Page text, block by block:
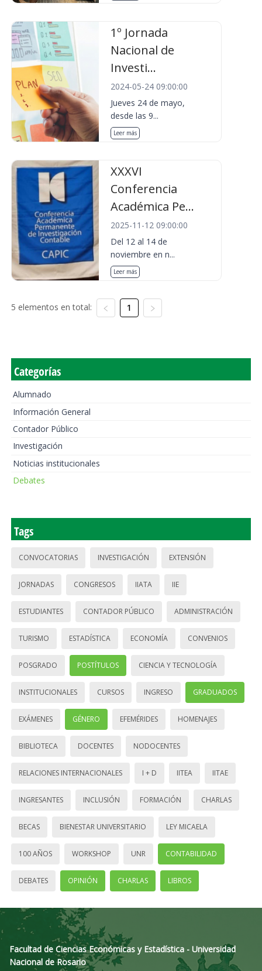
1º Jornada
Nacional de
Investi...
2024-05-24 09:00:00
Jueves 24 de mayo,
desde las 9...
Leer más
XXXVI
Conferencia
Académica Pe...
2025-11-12 09:00:00
Del 12 al 14 de
noviembre en n...
Leer más
5 elementos en total: 1
Categorías
Alumnado
Información General
Contador Público
Investigación
Noticias institucionales
Debates
Tags
CONVOCATORIAS INVESTIGACIÓN EXTENSIÓN
JORNADAS CONGRESOS IIATA IIE
ESTUDIANTES CONTADOR PÚBLICO ADMINISTRACIÓN
TURISMO ESTADÍSTICA ECONOMÍA CONVENIOS
POSGRADO POSTÍTULOS CIENCIA Y TECNOLOGÍA
INSTITUCIONALES CURSOS INGRESO GRADUADOS
EXÁMENES GÉNERO EFEMÉRIDES HOMENAJES
BIBLIOTECA DOCENTES NODOCENTES
RELACIONES INTERNACIONALES I + D IITEA IITAE
INGRESANTES INCLUSIÓN FORMACIÓN CHARLAS
BECAS BIENESTAR UNIVERSITARIO LEY MICAELA
100 AÑOS WORKSHOP UNR CONTABILIDAD
DEBATES OPINIÓN CHARLAS LIBROS
Facultad de Ciencias Económicas y Estadística - Universidad
Nacional de Rosario